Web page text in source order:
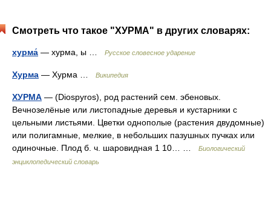
Смотреть что такое "ХУРМА" в других словарях:
хурма́ — хурма, ы … Русское словесное ударение
Хурма — Хурма … Википедия
ХУРМА — (Diospyros), род растений сем. эбеновых.
Вечнозелёные или листопадные деревья и кустарники с
цельными листьями. Цветки однополые (растения двудомные)
или полигамные, мелкие, в небольших пазушных пучках или
одиночные. Плод б. ч. шаровидная 1 10… …
Биологический
энциклопедический словарь